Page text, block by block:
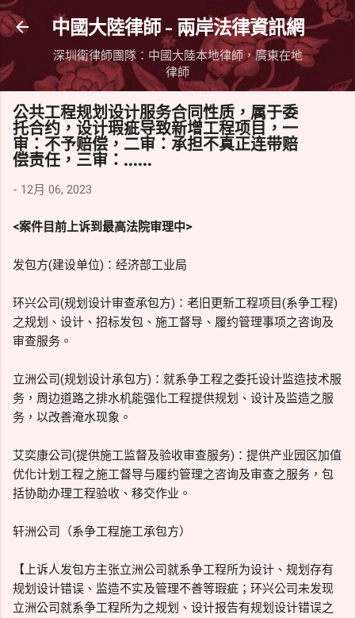
跳到主要內容
中國大陸律師 - 兩岸法律資訊網
深圳衛律師團隊：中國大陸本地律師，廣東在地
律師
公共工程规划设计服务合同性质，属于委
托合约，设计瑕疵导致新增工程项目，一
审：不予赔偿，二审：承担不真正连带赔
偿责任，三审：......
- 12月 06, 2023
<案件目前上诉到最高法院审理中>
发包方(建设单位)：经济部工业局
环兴公司(规划设计审查承包方)：老旧更新工程项目(系争工程)
之规划、设计、招标发包、施工督导、履约管理事项之咨询及
审查服务。
立洲公司(规划设计承包方)：就系争工程之委托设计监造技术服
务，周边道路之排水机能强化工程提供规划、设计及监造之服
务，以改善淹水现象。
艾奕康公司(提供施工监督及验收审查服务)：提供产业园区加值
优化计划工程之施工督导与履约管理之咨询及审查之服务，包
括协助办理工程验收、移交作业。
轩洲公司（系争工程施工承包方）
【上诉人发包方主张立洲公司就系争工程所为设计、规划存有
规划设计错误、监造不实及管理不善等瑕疵；环兴公司未发现
立洲公司就系争工程所为之规划、设计报告有规划设计错误之